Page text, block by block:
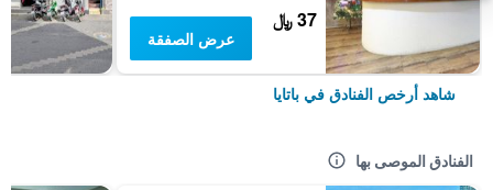
37 ﷼
عرض الصفقة
شاهد أرخص الفنادق في باتايا
الفنادق الموصى بها